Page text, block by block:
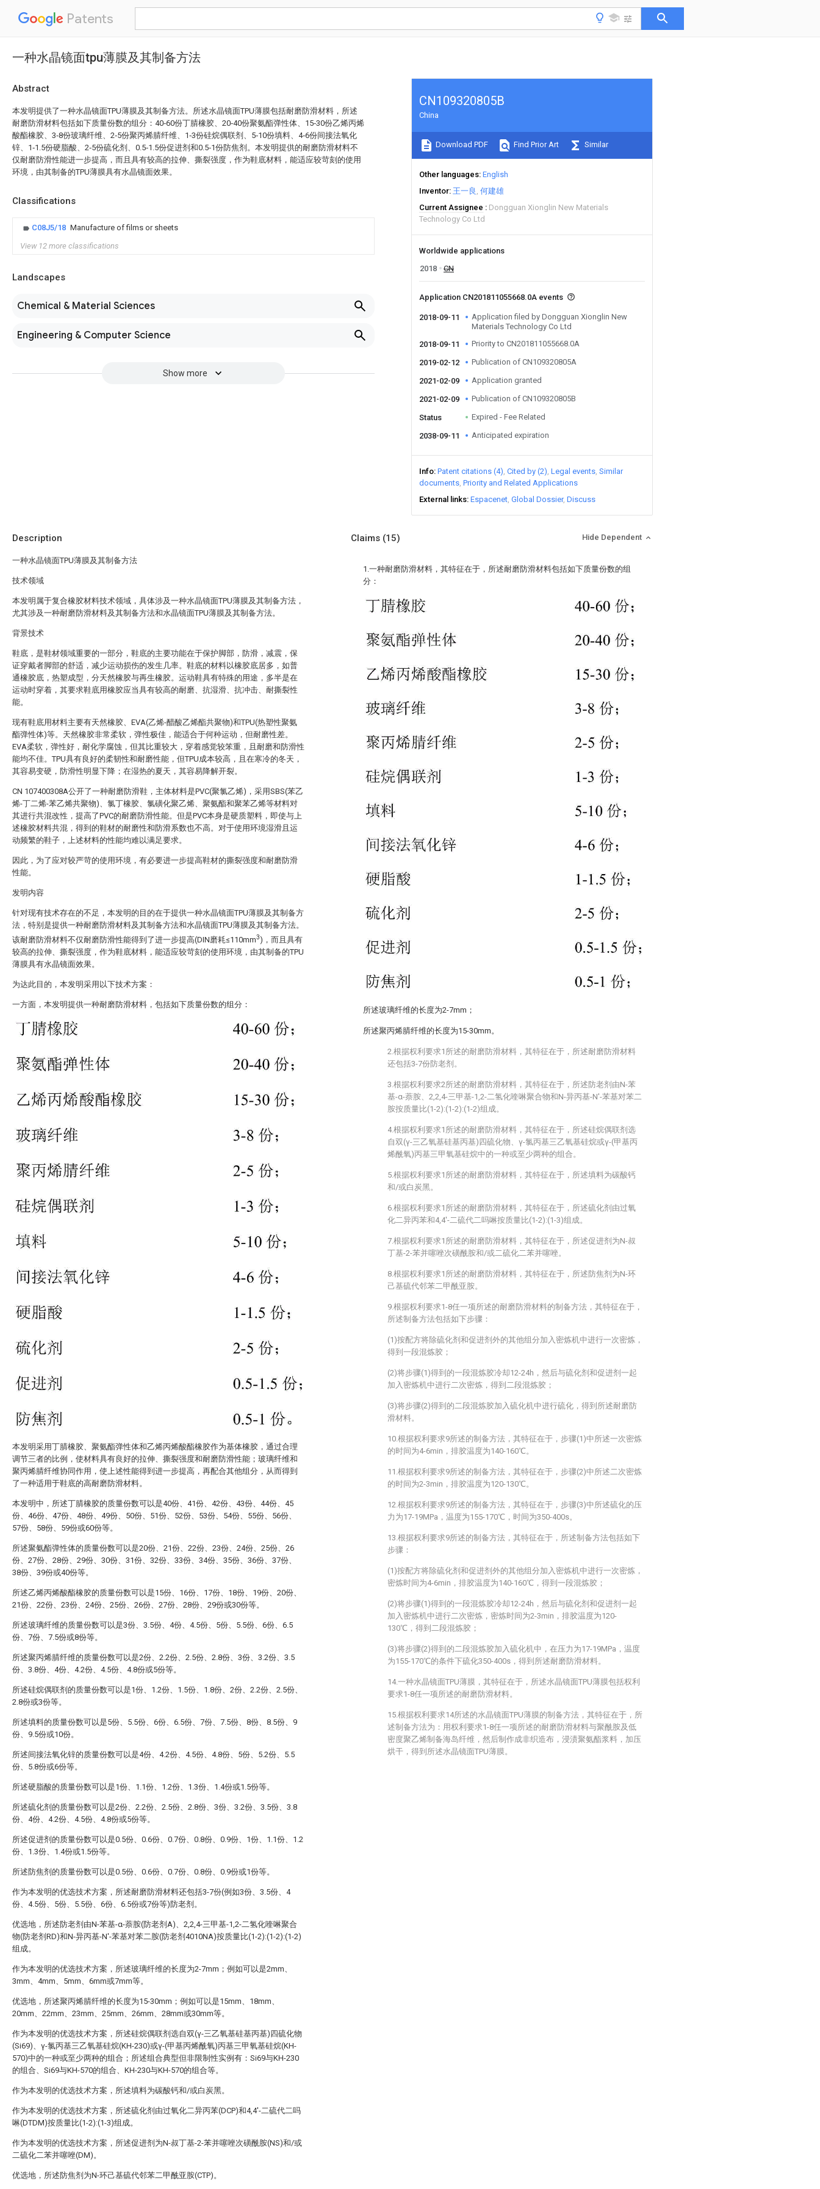
Patents
一种水晶镜面tpu薄膜及其制备方法
Abstract
本发明提供了一种水晶镜面TPU薄膜及其制备方法。所述水晶镜面TPU薄膜包括耐磨防滑材料，所述
耐磨防滑材料包括如下质量份数的组分：40‑60份丁腈橡胶、20‑40份聚氨酯弹性体、15‑30份乙烯丙烯
酸酯橡胶、3‑8份玻璃纤维、2‑5份聚丙烯腈纤维、1‑3份硅烷偶联剂、5‑10份填料、4‑6份间接法氧化
锌、1‑1.5份硬脂酸、2‑5份硫化剂、0.5‑1.5份促进剂和0.5‑1份防焦剂。本发明提供的耐磨防滑材料不
仅耐磨防滑性能进一步提高，而且具有较高的拉伸、撕裂强度，作为鞋底材料，能适应较苛刻的使用
环境，由其制备的TPU薄膜具有水晶镜面效果。
Classifications
C08J5/18 Manufacture of films or sheets
View 12 more classifications
Landscapes
Chemical & Material Sciences
Engineering & Computer Science
Show more
CN109320805B
China
Download PDF Find Prior Art Similar
Other languages English
Inventor 王一良 何建雄
Current Assignee
Dongguan Xionglin New Materials
Technology Co Ltd
Worldwide applications
2018
CN
Application CN201811055668.0A events
2018-09-11
Application filed by Dongguan Xionglin New
Materials Technology Co Ltd
2018-09-11
Priority to CN201811055668.0A
2019-02-12 Publication of CN109320805A
2021-02-09 Application granted
2021-02-09 Publication of CN109320805B
Status Expired - Fee Related
2038-09-11 Anticipated expiration
Info Patent citations (4) Cited by (2) Legal events Similar
documents Priority and Related Applications
External links Espacenet Global Dossier Discuss
Description
一种水晶镜面TPU薄膜及其制备方法
技术领域
本发明属于复合橡胶材料技术领域，具体涉及一种水晶镜面TPU薄膜及其制备方法，
尤其涉及一种耐磨防滑材料及其制备方法和水晶镜面TPU薄膜及其制备方法。
背景技术
鞋底，是鞋材领域重要的一部分，鞋底的主要功能在于保护脚部，防滑，减震，保
证穿戴者脚部的舒适，减少运动损伤的发生几率。鞋底的材料以橡胶底居多，如普
通橡胶底，热塑成型，分天然橡胶与再生橡胶。运动鞋具有特殊的用途，多半是在
运动时穿着，其要求鞋底用橡胶应当具有较高的耐磨、抗湿滑、抗冲击、耐撕裂性
能。
现有鞋底用材料主要有天然橡胶、EVA(乙烯-醋酸乙烯酯共聚物)和TPU(热塑性聚氨
酯弹性体)等。天然橡胶非常柔软，弹性极佳，能适合于何种运动，但耐磨性差。
EVA柔软，弹性好，耐化学腐蚀，但其比重较大，穿着感觉较笨重，且耐磨和防滑性
能均不佳。TPU具有良好的柔韧性和耐磨性能，但TPU成本较高，且在寒冷的冬天，
其容易变硬，防滑性明显下降；在湿热的夏天，其容易降解开裂。
CN 107400308A公开了一种耐磨防滑鞋，主体材料是PVC(聚氯乙烯)，采用SBS(苯乙
烯-丁二烯-苯乙烯共聚物)、氯丁橡胶、氯磺化聚乙烯、聚氨酯和聚苯乙烯等材料对
其进行共混改性，提高了PVC的耐磨防滑性能。但是PVC本身是硬质塑料，即使与上
述橡胶材料共混，得到的鞋材的耐磨性和防滑系数也不高。对于使用环境湿滑且运
动频繁的鞋子，上述材料的性能均难以满足要求。
因此，为了应对较严苛的使用环境，有必要进一步提高鞋材的撕裂强度和耐磨防滑
性能。
发明内容
针对现有技术存在的不足，本发明的目的在于提供一种水晶镜面TPU薄膜及其制备方
法，特别是提供一种耐磨防滑材料及其制备方法和水晶镜面TPU薄膜及其制备方法。
该耐磨防滑材料不仅耐磨防滑性能得到了进一步提高(DIN磨耗≤110mm3)，而且具有
较高的拉伸、撕裂强度，作为鞋底材料，能适应较苛刻的使用环境，由其制备的TPU
薄膜具有水晶镜面效果。
为达此目的，本发明采用以下技术方案：
一方面，本发明提供一种耐磨防滑材料，包括如下质量份数的组分：
本发明采用丁腈橡胶、聚氨酯弹性体和乙烯丙烯酸酯橡胶作为基体橡胶，通过合理
调节三者的比例，使材料具有良好的拉伸、撕裂强度和耐磨防滑性能；玻璃纤维和
聚丙烯腈纤维协同作用，使上述性能得到进一步提高，再配合其他组分，从而得到
了一种适用于鞋底的高耐磨防滑材料。
本发明中，所述丁腈橡胶的质量份数可以是40份、41份、42份、43份、44份、45
份、46份、47份、48份、49份、50份、51份、52份、53份、54份、55份、56份、
57份、58份、59份或60份等。
所述聚氨酯弹性体的质量份数可以是20份、21份、22份、23份、24份、25份、26
份、27份、28份、29份、30份、31份、32份、33份、34份、35份、36份、37份、
38份、39份或40份等。
所述乙烯丙烯酸酯橡胶的质量份数可以是15份、16份、17份、18份、19份、20份、
21份、22份、23份、24份、25份、26份、27份、28份、29份或30份等。
所述玻璃纤维的质量份数可以是3份、3.5份、4份、4.5份、5份、5.5份、6份、6.5
份、7份、7.5份或8份等。
所述聚丙烯腈纤维的质量份数可以是2份、2.2份、2.5份、2.8份、3份、3.2份、3.5
份、3.8份、4份、4.2份、4.5份、4.8份或5份等。
所述硅烷偶联剂的质量份数可以是1份、1.2份、1.5份、1.8份、2份、2.2份、2.5份、
2.8份或3份等。
所述填料的质量份数可以是5份、5.5份、6份、6.5份、7份、7.5份、8份、8.5份、9
份、9.5份或10份。
所述间接法氧化锌的质量份数可以是4份、4.2份、4.5份、4.8份、5份、5.2份、5.5
份、5.8份或6份等。
所述硬脂酸的质量份数可以是1份、1.1份、1.2份、1.3份、1.4份或1.5份等。
所述硫化剂的质量份数可以是2份、2.2份、2.5份、2.8份、3份、3.2份、3.5份、3.8
份、4份、4.2份、4.5份、4.8份或5份等。
所述促进剂的质量份数可以是0.5份、0.6份、0.7份、0.8份、0.9份、1份、1.1份、1.2
份、1.3份、1.4份或1.5份等。
所述防焦剂的质量份数可以是0.5份、0.6份、0.7份、0.8份、0.9份或1份等。
作为本发明的优选技术方案，所述耐磨防滑材料还包括3-7份(例如3份、3.5份、4
份、4.5份、5份、5.5份、6份、6.5份或7份等)防老剂。
优选地，所述防老剂由N-苯基-α-萘胺(防老剂A)、2,2,4-三甲基-1,2-二氢化喹啉聚合
物(防老剂RD)和N-异丙基-N′-苯基对苯二胺(防老剂4010NA)按质量比(1-2):(1-2):(1-2)
组成。
作为本发明的优选技术方案，所述玻璃纤维的长度为2-7mm；例如可以是2mm、
3mm、4mm、5mm、6mm或7mm等。
优选地，所述聚丙烯腈纤维的长度为15-30mm；例如可以是15mm、18mm、
20mm、22mm、23mm、25mm、26mm、28mm或30mm等。
作为本发明的优选技术方案，所述硅烷偶联剂选自双(γ-三乙氧基硅基丙基)四硫化物
(Si69)、γ-氯丙基三乙氧基硅烷(KH-230)或γ-(甲基丙烯酰氧)丙基三甲氧基硅烷(KH-
570)中的一种或至少两种的组合；所述组合典型但非限制性实例有：Si69与KH-230
的组合、Si69与KH-570的组合、KH-230与KH-570的组合等。
作为本发明的优选技术方案，所述填料为碳酸钙和/或白炭黑。
作为本发明的优选技术方案，所述硫化剂由过氧化二异丙苯(DCP)和4,4′-二硫代二吗
啉(DTDM)按质量比(1-2):(1-3)组成。
作为本发明的优选技术方案，所述促进剂为N-叔丁基-2-苯并噻唑次磺酰胺(NS)和/或
二硫化二苯并噻唑(DM)。
优选地，所述防焦剂为N-环己基硫代邻苯二甲酰亚胺(CTP)。
Claims (15) Hide Dependent
1.一种耐磨防滑材料，其特征在于，所述耐磨防滑材料包括如下质量份数的组
分：
所述玻璃纤维的长度为2-7mm；
所述聚丙烯腈纤维的长度为15-30mm。
2.根据权利要求1所述的耐磨防滑材料，其特征在于，所述耐磨防滑材料
还包括3-7份防老剂。
3.根据权利要求2所述的耐磨防滑材料，其特征在于，所述防老剂由N-苯
基-α-萘胺、2,2,4-三甲基-1,2-二氢化喹啉聚合物和N-异丙基-N′-苯基对苯二
胺按质量比(1-2):(1-2):(1-2)组成。
4.根据权利要求1所述的耐磨防滑材料，其特征在于，所述硅烷偶联剂选
自双(γ-三乙氧基硅基丙基)四硫化物、γ-氯丙基三乙氧基硅烷或γ-(甲基丙
烯酰氧)丙基三甲氧基硅烷中的一种或至少两种的组合。
5.根据权利要求1所述的耐磨防滑材料，其特征在于，所述填料为碳酸钙
和/或白炭黑。
6.根据权利要求1所述的耐磨防滑材料，其特征在于，所述硫化剂由过氧
化二异丙苯和4,4′-二硫代二吗啉按质量比(1-2):(1-3)组成。
7.根据权利要求1所述的耐磨防滑材料，其特征在于，所述促进剂为N-叔
丁基-2-苯并噻唑次磺酰胺和/或二硫化二苯并噻唑。
8.根据权利要求1所述的耐磨防滑材料，其特征在于，所述防焦剂为N-环
己基硫代邻苯二甲酰亚胺。
9.根据权利要求1-8任一项所述的耐磨防滑材料的制备方法，其特征在于，
所述制备方法包括如下步骤：
(1)按配方将除硫化剂和促进剂外的其他组分加入密炼机中进行一次密炼，
得到一段混炼胶；
(2)将步骤(1)得到的一段混炼胶冷却12-24h，然后与硫化剂和促进剂一起
加入密炼机中进行二次密炼，得到二段混炼胶；
(3)将步骤(2)得到的二段混炼胶加入硫化机中进行硫化，得到所述耐磨防
滑材料。
10.根据权利要求9所述的制备方法，其特征在于，步骤(1)中所述一次密炼
的时间为4-6min，排胶温度为140-160℃。
11.根据权利要求9所述的制备方法，其特征在于，步骤(2)中所述二次密炼
的时间为2-3min，排胶温度为120-130℃。
12.根据权利要求9所述的制备方法，其特征在于，步骤(3)中所述硫化的压
力为17-19MPa，温度为155-170℃，时间为350-400s。
13.根据权利要求9所述的制备方法，其特征在于，所述制备方法包括如下
步骤：
(1)按配方将除硫化剂和促进剂外的其他组分加入密炼机中进行一次密炼，
密炼时间为4-6min，排胶温度为140-160℃，得到一段混炼胶；
(2)将步骤(1)得到的一段混炼胶冷却12-24h，然后与硫化剂和促进剂一起
加入密炼机中进行二次密炼，密炼时间为2-3min，排胶温度为120-
130℃，得到二段混炼胶；
(3)将步骤(2)得到的二段混炼胶加入硫化机中，在压力为17-19MPa，温度
为155-170℃的条件下硫化350-400s，得到所述耐磨防滑材料。
14.一种水晶镜面TPU薄膜，其特征在于，所述水晶镜面TPU薄膜包括权利
要求1-8任一项所述的耐磨防滑材料。
15.根据权利要求14所述的水晶镜面TPU薄膜的制备方法，其特征在于，所
述制备方法为：用权利要求1-8任一项所述的耐磨防滑材料与聚酰胺及低
密度聚乙烯制备海岛纤维，然后制作成非织造布，浸渍聚氨酯浆料，加压
烘干，得到所述水晶镜面TPU薄膜。